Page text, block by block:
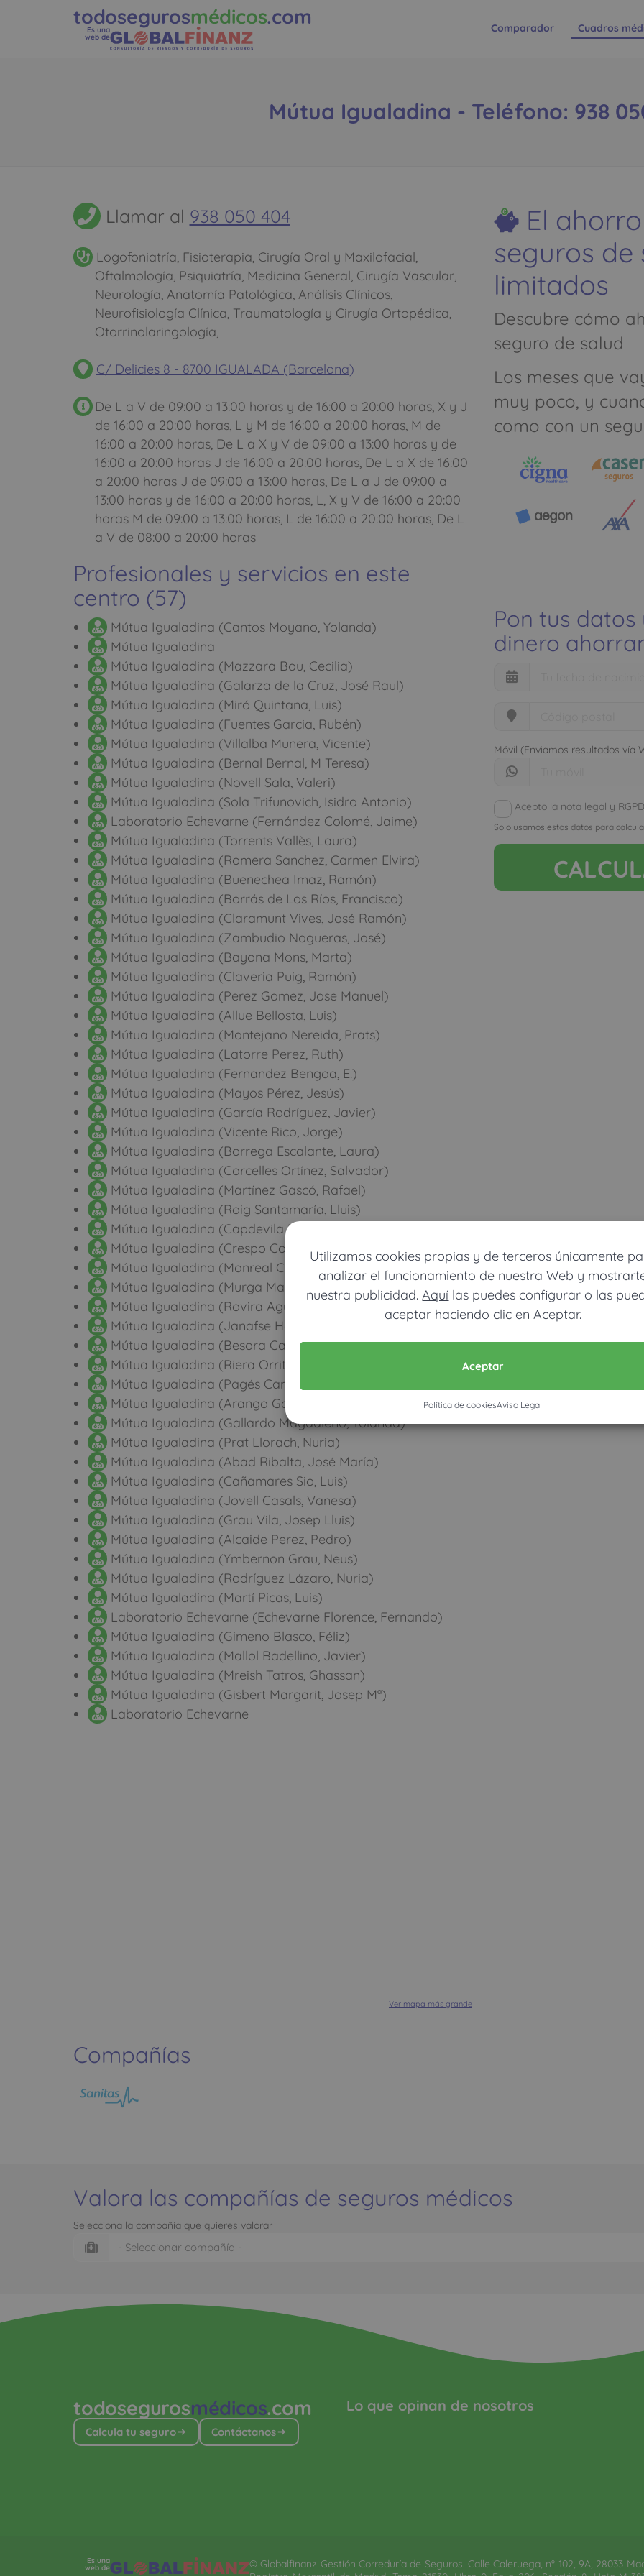
Utilizamos cookies propias y de terceros únicamente
analizar el funcionamiento de nuestra Web y
nuestra publicidad.Aquí las puedes configurar o las
aceptar haciendo clic en Aceptar.
Aceptar
Política de cookiesAviso Legal
todosegurosmédicos.com
Es una
web de
Comparador Cuadros
Mútua Igualadina - Teléfono: 938
Llamar al 938 050 404
Logofoniatría, Fisioterapia, Cirugía Oral y Maxilofacial,
Oftalmología, Psiquiatría, Medicina General, Cirugía Vascular,
Neurología, Anatomía Patológica, Análisis Clínicos,
Neurofisiología Clínica, Traumatología y Cirugía Ortopédica,
Otorrinolaringología,
C/ Delicies 8 - 8700 IGUALADA (Barcelona)
De L a V de 09:00 a 13:00 horas y de 16:00 a 20:00 horas, X y J
de 16:00 a 20:00 horas, L y M de 16:00 a 20:00 horas, M de
16:00 a 20:00 horas, De L a X y V de 09:00 a 13:00 horas y de
16:00 a 20:00 horas J de 16:00 a 20:00 horas, De L a X de 16:00
a 20:00 horas J de 09:00 a 13:00 horas, De L a J de 09:00 a
13:00 horas y de 16:00 a 20:00 horas, L, X y V de 16:00 a 20:00
horas M de 09:00 a 13:00 horas, L de 16:00 a 20:00 horas, De L
a V de 08:00 a 20:00 horas
Profesionales y servicios en este
centro (57)
Mútua Igualadina (Cantos Moyano, Yolanda)
Mútua Igualadina
Mútua Igualadina (Mazzara Bou, Cecilia)
Mútua Igualadina (Galarza de la Cruz, José Raul)
Mútua Igualadina (Miró Quintana, Luis)
Mútua Igualadina (Fuentes Garcia, Rubén)
Mútua Igualadina (Villalba Munera, Vicente)
Mútua Igualadina (Bernal Bernal, M Teresa)
Mútua Igualadina (Novell Sala, Valeri)
Mútua Igualadina (Sola Trifunovich, Isidro Antonio)
Laboratorio Echevarne (Fernández Colomé, Jaime)
Mútua Igualadina (Torrents Vallès, Laura)
Mútua Igualadina (Romera Sanchez, Carmen Elvira)
Mútua Igualadina (Buenechea Imaz, Ramón)
Mútua Igualadina (Borrás de Los Ríos, Francisco)
Mútua Igualadina (Claramunt Vives, José Ramón)
Mútua Igualadina (Zambudio Nogueras, José)
Mútua Igualadina (Bayona Mons, Marta)
Mútua Igualadina (Claveria Puig, Ramón)
Mútua Igualadina (Perez Gomez, Jose Manuel)
Mútua Igualadina (Allue Bellosta, Luis)
Mútua Igualadina (Montejano Nereida, Prats)
Mútua Igualadina (Latorre Perez, Ruth)
Mútua Igualadina (Fernandez Bengoa, E.)
Mútua Igualadina (Mayos Pérez, Jesús)
Mútua Igualadina (García Rodríguez, Javier)
Mútua Igualadina (Vicente Rico, Jorge)
Mútua Igualadina (Borrega Escalante, Laura)
Mútua Igualadina (Corcelles Ortínez, Salvador)
Mútua Igualadina (Martínez Gascó, Rafael)
Mútua Igualadina (Roig Santamaría, Lluis)
Mútua Igualadina (Capdevila Navarro, Fermi)
Mútua Igualadina (Crespo Cortinas, José María)
Mútua Igualadina (Monreal Carpena, María Pilar)
Mútua Igualadina (Murga Marquinez, Victor)
Mútua Igualadina (Rovira Aguilar, Joana)
Mútua Igualadina (Janafse Hasan, Hussein)
Mútua Igualadina (Besora Canal, Pedro)
Mútua Igualadina (Riera Orrit, María Rosa)
Mútua Igualadina (Pagés Campderrós, Nuria)
Mútua Igualadina (Arango García, German)
Mútua Igualadina (Gallardo Magdaleno, Yolanda)
Mútua Igualadina (Prat Llorach, Nuria)
Mútua Igualadina (Abad Ribalta, José María)
Mútua Igualadina (Cañamares Sio, Luis)
Mútua Igualadina (Jovell Casals, Vanesa)
Mútua Igualadina (Grau Vila, Josep Lluis)
Mútua Igualadina (Alcaide Perez, Pedro)
Mútua Igualadina (Ymbernon Grau, Neus)
Mútua Igualadina (Rodríguez Lázaro, Nuria)
Mútua Igualadina (Martí Picas, Luis)
Laboratorio Echevarne (Echevarne Florence, Fernando)
Mútua Igualadina (Gimeno Blasco, Féliz)
Mútua Igualadina (Mallol Badellino, Javier)
Mútua Igualadina (Mreish Tatros, Ghassan)
Mútua Igualadina (Gisbert Margarit, Josep Mª)
Laboratorio Echevarne
Ver mapa más grande
Compañías
El
seguros
limitados
Descubre cómo
seguro de salud
Los meses que
muy poco, y
como con un
Pon tus
dinero
Móvil (Enviamos resultados vía
Acepto la nota legal y RGPD
Solo usamos estos datos para
Valora las compañías de seguros médicos
Selecciona la compañía que quieres valorar
todosegurosmédicos.com
Calcula tu seguro Contáctanos
Lo que opinan de nosotros
Es una
web de
© Globalfinanz Gestión Correduría de Seguros. Calle Caleruega, nº 102, 9A, 28033